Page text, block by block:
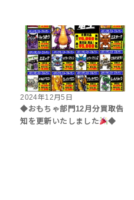
2024年12月5日
◆おもちゃ部門12月分買取告
知を更新いたしました
◆